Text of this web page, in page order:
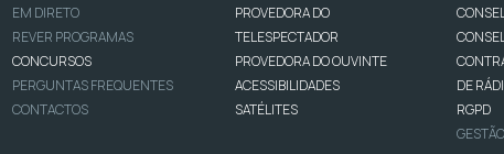
EM DIRETO
REVER PROGRAMAS
CONCURSOS
PERGUNTAS FREQUENTES
CONTACTOS
PROVEDORA DO
TELESPECTADOR
PROVEDORA DO OUVINTE
ACESSIBILIDADES
SATÉLITES
DE
RGPD